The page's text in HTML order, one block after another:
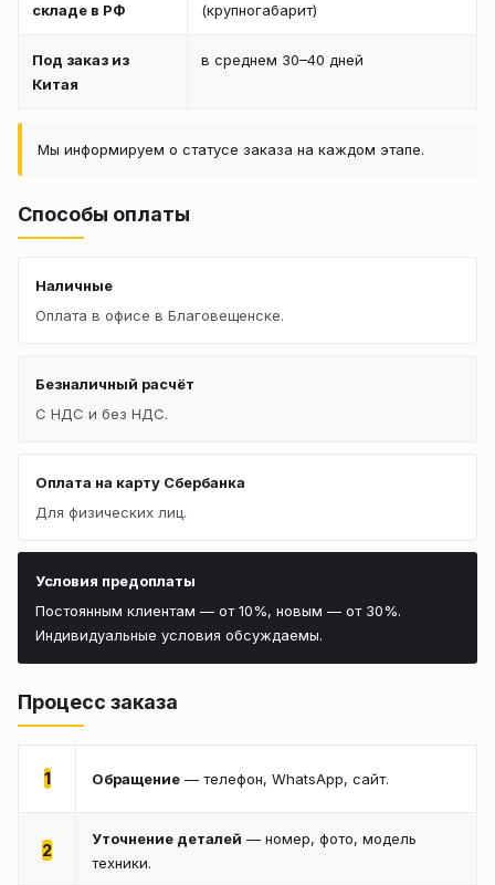
складе в РФ
(крупногабарит)
Под заказ из
Китая
в среднем 30–40 дней
Мы информируем о статусе заказа на каждом этапе.
Способы оплаты
Наличные
Оплата в офисе в Благовещенске.
Безналичный расчёт
С НДС и без НДС.
Оплата на карту Сбербанка
Для физических лиц.
Условия предоплаты
Постоянным клиентам — от 10%, новым — от 30%.
Индивидуальные условия обсуждаемы.
Процесс заказа
1 Обращение — телефон, WhatsApp, сайт.
2
Уточнение деталей — номер, фото, модель
техники.